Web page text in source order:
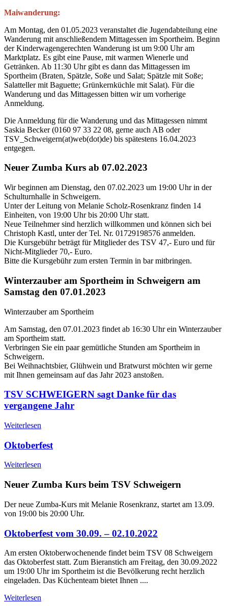
Maiwanderung:
Am Montag, den 01.05.2023 veranstaltet die Jugendabteilung eine
Wanderung mit anschließendem Mittagessen im Sportheim. Beginn
der Kinderwagengerechten Wanderung ist um 9:00 Uhr am
Marktplatz. Es gibt eine Pause, mit warmen Wienerle und
Getränken. Ab 11:30 Uhr gibt es dann das Mittagessen im
Sportheim (Braten, Spätzle, Soße und Salat; Spätzle mit Soße;
Salatteller mit Baguette; Grünkernküchle mit Salat). Für die
Wanderung und das Mittagessen bitten wir um vorherige
Anmeldung.
Die Anmeldung für die Wanderung und das Mittagessen nimmt
Saskia Becker (0160 97 33 22 08, gerne auch AB oder
TSV_Schweigern(at)web(dot)de) bis spätestens 16.04.2023
entgegen.
Neuer Zumba Kurs ab 07.02.2023
Wir beginnen am Dienstag, den 07.02.2023 um 19:00 Uhr in der
Schulturnhalle in Schweigern.
Unter der Leitung von Melanie Scholz-Rosenkranz finden 14
Einheiten, von 19:00 Uhr bis 20:00 Uhr statt.
Neue Teilnehmer sind herzlich willkommen und können sich bei
Christoph Kastl, unter der Tel. Nr. 01729198576 anmelden.
Die Kursgebühr beträgt für Mitglieder des TSV 47,- Euro und für
Nicht-Mitglieder 70,- Euro.
Bitte die Kursgebühr zum ersten Termin in bar mitbringen.
Winterzauber am Sportheim in Schweigern am
Samstag den 07.01.2023
Winterzauber am Sportheim
Am Samstag, den 07.01.2023 findet ab 16:30 Uhr ein Winterzauber
am Sportheim statt.
Verbringen Sie ein paar gemütliche Stunden am Sportheim in
Schweigern.
Bei Weihnachtsbier, Glühwein und Bratwurst möchten wir gerne
mit Ihnen gemeinsam auf das Jahr 2023 anstoßen.
TSV SCHWEIGERN sagt Danke für das
vergangene Jahr
Weiterlesen
Oktoberfest
Weiterlesen
Neuer Zumba Kurs beim TSV Schweigern
Der neue Zumba-Kurs mit Melanie Rosenkranz, startet am 13.09.
von 19:00 bis 20:00 Uhr.
Oktoberfest vom 30.09. – 02.10.2022
Am ersten Oktoberwochenende findet beim TSV 08 Schweigern
das Oktoberfest statt. Zum Bieranstich am Freitag, den 30.09.2022
um 19:00 Uhr im Sportheim ist die Bevölkerung recht herzlich
eingeladen. Das Küchenteam bietet Ihnen ....
Weiterlesen